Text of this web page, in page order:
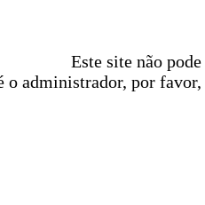
Este site não
o administrador, por